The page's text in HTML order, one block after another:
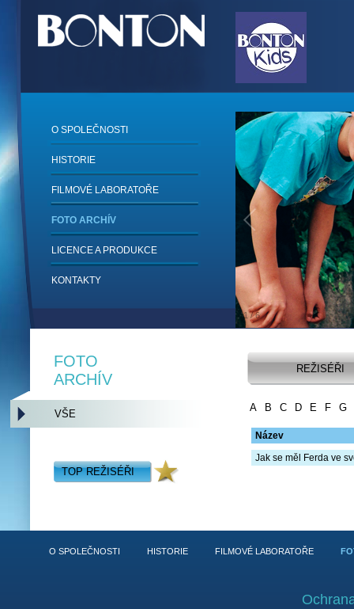
1/6
O SPOLEČNOSTI
HISTORIE
FILMOVÉ LABORATOŘE
FOTO ARCHÍV
LICENCE A PRODUKCE
KONTAKTY
REŽISÉŘI
A B C D E F G
Název
Jak se měl Ferda ve
FOTO
ARCHÍV
VŠE
TOP REŽISÉŘI
O SPOLEČNOSTI HISTORIE FILMOVÉ LABORATOŘE